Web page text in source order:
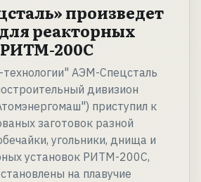
произведет
реакторных
РИТМ-200С
АЭМ-Спецсталь
дивизион
приступил к
заготовок разной
угольники, днища и
установок РИТМ-200С,
на плавучие